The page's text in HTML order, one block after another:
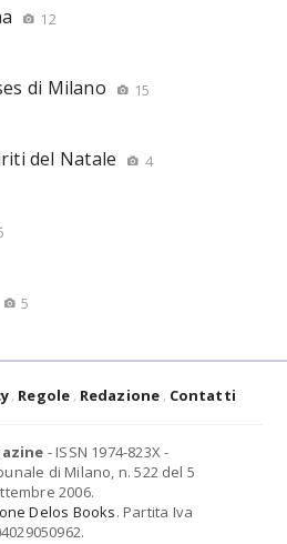
12
di Milano 15
del Natale 4
5
Regole Redazione Contatti
- ISSN 1974-823X -
di Milano, n. 522 del 5
2006.
Delos Books. Partita Iva